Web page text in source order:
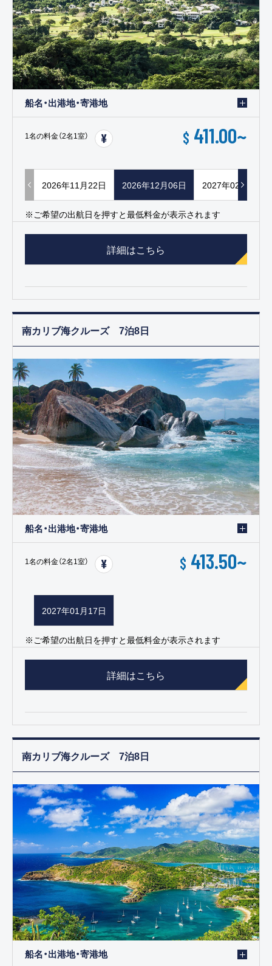
船名・出港地・寄港地
1名の料金（2名1室） $ 411.00~
2026年11月22日 2026年12月06日 2027年02月14日
※ご希望の出航日を押すと最低料金が表示されます
詳細はこちら
南カリブ海クルーズ 7泊8日
船名・出港地・寄港地
1名の料金（2名1室） $ 413.50~
2027年01月17日
※ご希望の出航日を押すと最低料金が表示されます
詳細はこちら
南カリブ海クルーズ 7泊8日
船名・出港地・寄港地